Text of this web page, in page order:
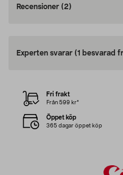
Recensioner (2)
Experten svarar (1 besvarad
Fri frakt
Från 599 kr*
Öppet köp
365 dagar öppet köp